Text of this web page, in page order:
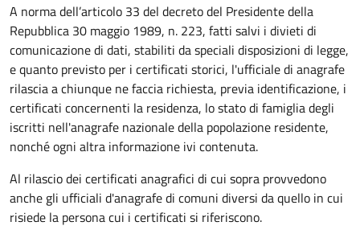
A norma dell’articolo 33 del decreto del Presidente della
Repubblica 30 maggio 1989, n. 223, fatti salvi i divieti di
comunicazione di dati, stabiliti da speciali disposizioni di legge,
e quanto previsto per i certificati storici, l'ufficiale di anagrafe
rilascia a chiunque ne faccia richiesta, previa identificazione, i
certificati concernenti la residenza, lo stato di famiglia degli
iscritti nell'anagrafe nazionale della popolazione residente,
nonché ogni altra informazione ivi contenuta.
Al rilascio dei certificati anagrafici di cui sopra provvedono
anche gli ufficiali d'anagrafe di comuni diversi da quello in cui
risiede la persona cui i certificati si riferiscono.